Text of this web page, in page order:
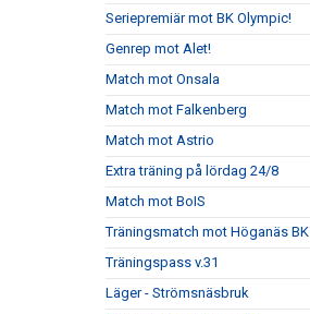
Seriepremiär mot BK Olympic!
Genrep mot Alet!
Match mot Onsala
Match mot Falkenberg
Match mot Astrio
Extra träning på lördag 24/8
Match mot BoIS
Träningsmatch mot Höganäs BK
Träningspass v.31
Läger - Strömsnäsbruk